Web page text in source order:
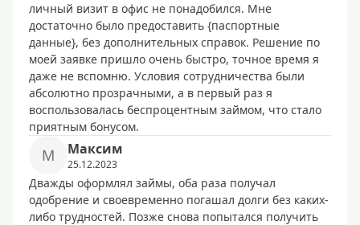
личный визит в офис не понадобился. Мне
достаточно было предоставить {паспортные
данные}, без дополнительных справок. Решение по
моей заявке пришло очень быстро, точное время я
даже не вспомню. Условия сотрудничества были
абсолютно прозрачными, а в первый раз я
воспользовалась беспроцентным займом, что стало
приятным бонусом.
М Максим
25.12.2023
Дважды оформлял займы, оба раза получал
одобрение и своевременно погашал долги без каких-
либо трудностей. Позже снова попытался получить